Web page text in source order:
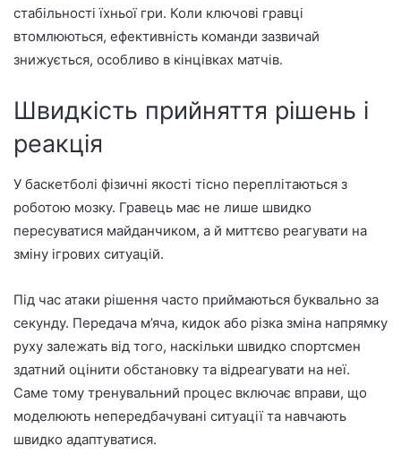
стабільності їхньої гри. Коли ключові гравці
втомлюються, ефективність команди зазвичай
знижується, особливо в кінцівках матчів.
Швидкість прийняття рішень і
реакція
У баскетболі фізичні якості тісно переплітаються з
роботою мозку. Гравець має не лише швидко
пересуватися майданчиком, а й миттєво реагувати на
зміну ігрових ситуацій.
Під час атаки рішення часто приймаються буквально за
секунду. Передача м’яча, кидок або різка зміна напрямку
руху залежать від того, наскільки швидко спортсмен
здатний оцінити обстановку та відреагувати на неї.
Саме тому тренувальний процес включає вправи, що
моделюють непередбачувані ситуації та навчають
швидко адаптуватися.